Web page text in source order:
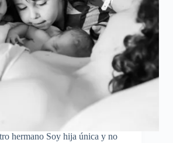
hermano Soy hija única y no